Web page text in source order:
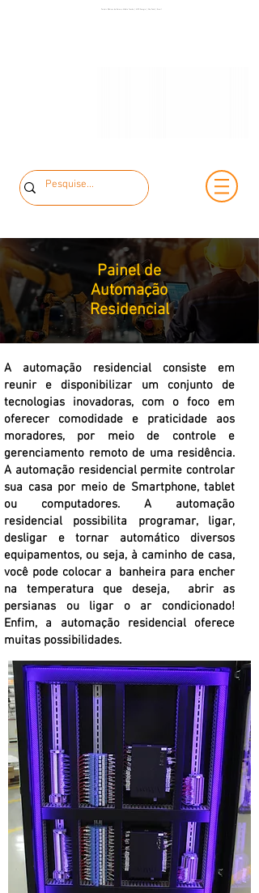
Painéis Elétricos de Baixa e Média Tensão | MCK Energia | São Paulo | Brasil
Painel de
Automação
Residencial
A automação residencial consiste em
reunir e disponibilizar um conjunto de
tecnologias inovadoras, com o foco em
oferecer comodidade e praticidade aos
moradores, por meio de controle e
gerenciamento remoto de uma residência.
A automação residencial permite controlar
sua casa por meio de Smartphone, tablet
ou computadores. A automação
residencial possibilita programar, ligar,
desligar e tornar automático diversos
equipamentos, ou seja, à caminho de casa,
você pode colocar a banheira para encher
na temperatura que deseja, abrir as
persianas ou ligar o ar condicionado!
Enfim, a automação residencial oferece
muitas possibilidades.